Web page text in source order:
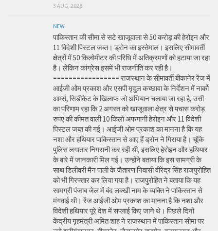
3 AUG, 2026
NEW
पाकिस्तान की सीमा से सटे खाजूवाला से 50 करोड़ की हेरोइन और
11 विदेशी पिस्टल जब्त। ड्रोन का इस्तेमाल। इसलिए सीमावर्ती
क्षेत्रों में 50 किलोमीटर की परिधि में अतिक्रमणों को हटाया जा रहा
है। लेकिन कांग्रेस इसमें भी राजनीति कर रही है।
================= राजस्थान के सीमावर्ती बीकानेर रेंज में
आईजी ओम प्रकाश और एसपी मृदुल कच्छावा के निर्देशन में नार्को
आर्म्स, सिडीकेट के खिलाफ जो अभियान चलाया जा रहा है, उसी
का परिणाम रहा कि 2 अगस्त को खाजूवाला क्षेत्र से पचास करोड़
रुपए की कीमत वाली 10 किलो अफगानी हेरोइन और 11 विदेशी
पिस्टल जब्त की गई। आईजी ओम प्रकाश का मानना है कि यह
नशा और हथियार पाकिस्तान से आए हैं ड्रोन ने गिराया है। चूंकि
पुलिस लगातार निगरानी कर रही थी, इसलिए हेरोइन और हथियार
के बारे में जानकारी मिल गई। उन्होंने बताया कि इस सामग्री के
साथ डिलीवरी मैन पाली के जैतारण निवासी वीरेंद्र सिंह राजपुरोहित
को भी गिरफ्तार कर लिया गया है। राजपुरोहित ने बताया कि यह
सामग्री पंजाब जेल में बंद लक्खी नाम के व्यक्ति ने पाकिस्तान से
मंगवाई थी। रेंज आईजी ओम प्रकाश का मानना है कि नशा और
विदेशी हथियार पूरे देश में सप्लाई किए जाने थे। पिछले दिनों
केंद्रीय गृहमंत्री अमित शाह ने राजस्थान में पाकिस्तान सीमा पर